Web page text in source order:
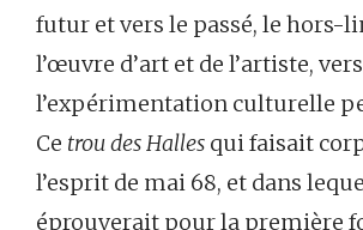
futur et vers le passé, le hors-
l’œuvre d’art et de l’artiste, vers
l’expérimentation culturelle
Ce trou des Halles qui faisait
l’esprit de mai 68, et dans
éprouverait pour la première